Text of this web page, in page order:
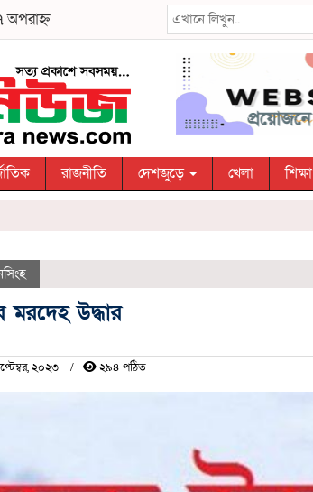
অপরাহ্ন
রাজনীতি দেশজুড়ে খেলা শিক্ষা
মরদেহ উদ্ধার
২০২৩ ২৯৪ পঠিত